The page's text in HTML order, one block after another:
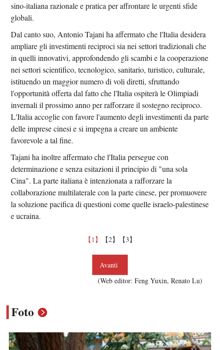
sino-italiana razionale e pratica per affrontare le urgenti sfide
globali.
Dal canto suo, Antonio Tajani ha affermato che l'Italia desidera
ampliare gli investimenti reciproci sia nei settori tradizionali che
in quelli innovativi, approfondendo gli scambi e la cooperazione
nei settori scientifico, tecnologico, sanitario, turistico, culturale,
istituendo un maggior numero di voli diretti, sfruttando
l'opportunità offerta dal fatto che l'Italia ospiterà le Olimpiadi
invernali il prossimo anno per rafforzare il sostegno reciproco.
L'Italia accoglie con favore l'aumento degli investimenti da parte
delle imprese cinesi e si impegna a creare un ambiente
favorevole a tal fine.
Tajani ha inoltre affermato che l'Italia persegue con
determinazione e senza esitazioni il principio di "una sola
Cina". La parte italiana è intenzionata a rafforzare la
collaborazione multilaterale con la parte cinese, per promuovere
la soluzione pacifica di questioni come quelle israelo-palestinese
e ucraina.
【1】 【2】 【3】
Avanti
(Web editor: Feng Yuxin, Renato Lu)
Foto